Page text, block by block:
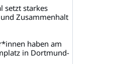
setzt starkes
Zusammenhalt
haben am
in Dortmund-